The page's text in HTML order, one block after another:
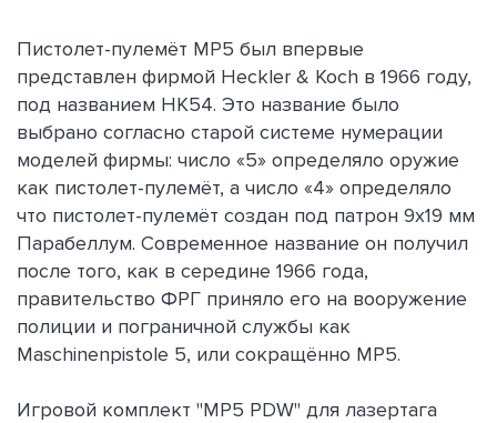
Пистолет-пулемёт MP5 был впервые
представлен фирмой Heckler & Koch в 1966 году,
под названием HK54. Это название было
выбрано согласно старой системе нумерации
моделей фирмы: число «5» определяло оружие
как пистолет-пулемёт, а число «4» определяло
что пистолет-пулемёт создан под патрон 9x19 мм
Парабеллум. Современное название он получил
после того, как в середине 1966 года,
правительство ФРГ приняло его на вооружение
полиции и пограничной службы как
Maschinenpistole 5, или сокращённо MP5.
Игровой комплект "MP5 PDW" для лазертага